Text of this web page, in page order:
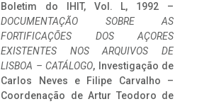
Boletim do IHIT, Vol. L, 1992 –
DOCUMENTAÇÃO SOBRE AS
FORTIFICAÇÕES DOS AÇORES
EXISTENTES NOS ARQUIVOS DE
LISBOA – CATÁLOGO, Investigação de
Carlos Neves e Filipe Carvalho –
Coordenação de Artur Teodoro de